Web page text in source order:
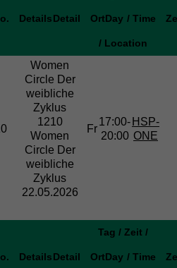
DetailsDetail OrtDay / Time
/ Location
Women
Circle Der
weibliche
Zyklus
1210
Women
Circle Der
weibliche
Zyklus
22.05.2026
Fr
17:00-
20:00
HSP-
ONE
DetailsDetail
Tag / Zeit /
OrtDay / Time